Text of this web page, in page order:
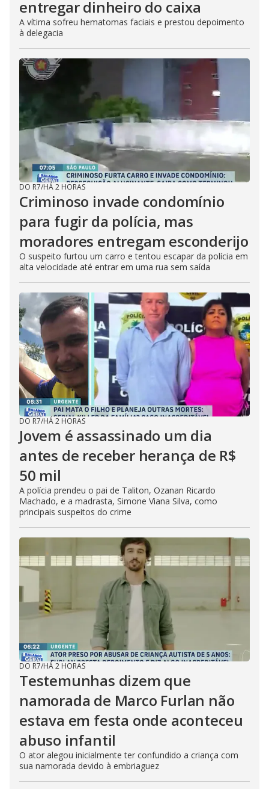
entregar dinheiro do caixa
A vítima sofreu hematomas faciais e prestou depoimento
à delegacia
DO R7/HÁ 2 HORAS
Criminoso invade condomínio
para fugir da polícia, mas
moradores entregam esconderijo
O suspeito furtou um carro e tentou escapar da polícia em
alta velocidade até entrar em uma rua sem saída
DO R7/HÁ 2 HORAS
Jovem é assassinado um dia
antes de receber herança de R$
50 mil
A polícia prendeu o pai de Taliton, Ozanan Ricardo
Machado, e a madrasta, Simone Viana Silva, como
principais suspeitos do crime
DO R7/HÁ 2 HORAS
Testemunhas dizem que
namorada de Marco Furlan não
estava em festa onde aconteceu
abuso infantil
O ator alegou inicialmente ter confundido a criança com
sua namorada devido à embriaguez